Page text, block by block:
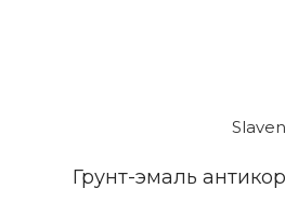
Slaven
Грунт-эмаль